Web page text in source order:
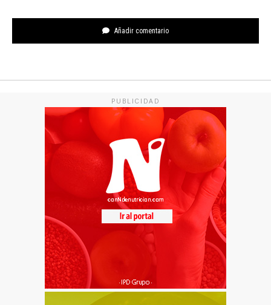
Añadir comentario
PUBLICIDAD